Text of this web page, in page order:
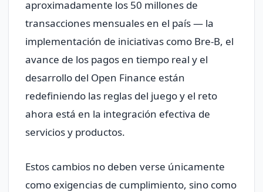
aproximadamente los 50 millones de
transacciones mensuales en el país — la
implementación de iniciativas como Bre-B, el
avance de los pagos en tiempo real y el
desarrollo del Open Finance están
redefiniendo las reglas del juego y el reto
ahora está en la integración efectiva de
servicios y productos.
Estos cambios no deben verse únicamente
como exigencias de cumplimiento, sino como